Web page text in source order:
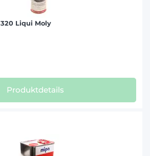
Liqui Moly
Produktdetails